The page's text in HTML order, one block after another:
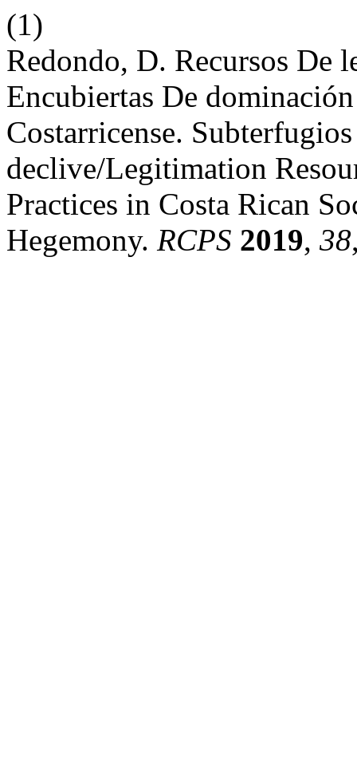
(1)
Redondo, D. Recursos De
Encubiertas De
Costarricense.
declive/Legitimation
Practices in Costa Rican
Hegemony. RCPS 2019, 38